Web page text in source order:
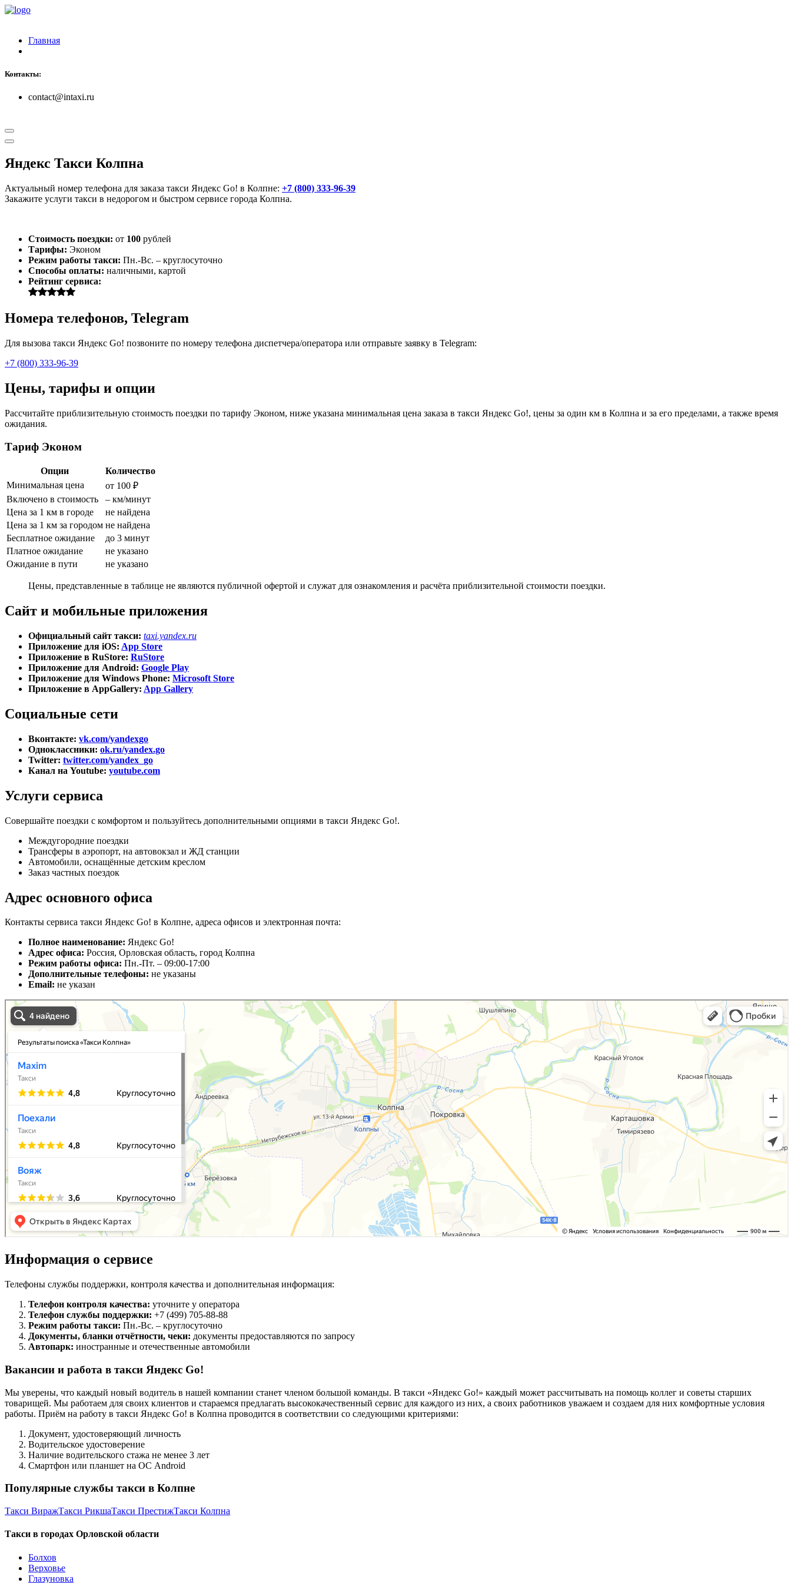
Главная
Контакты:
contact@intaxi.ru
Яндекс Такси Колпна
Актуальный номер телефона для заказа такси Яндекс Go! в Колпне: +7 (800) 333-96-39
Закажите услуги такси в недорогом и быстром сервисе города Колпна.
Стоимость поездки: от 100 рублей
Тарифы: Эконом
Режим работы такси: Пн.-Вс. – круглосуточно
Способы оплаты: наличными, картой
Рейтинг сервиса:
Номера телефонов, Telegram
Для вызова такси Яндекс Go! позвоните по номеру телефона диспетчера/оператора или отправьте заявку в Telegram:
+7 (800) 333-96-39
Цены, тарифы и опции
Рассчитайте приблизительную стоимость поездки по тарифу Эконом, ниже указана минимальная цена заказа в такси Яндекс Go!, цены за один км в Колпна и за его пределами, а также время
ожидания.
Тариф Эконом
Опции
Количество
Минимальная цена
от 100 ₽
Включено в стоимость
– км/минут
Цена за 1 км в городе
не найдена
Цена за 1 км за городом не найдена
Бесплатное ожидание
до 3 минут
Платное ожидание
не указано
Ожидание в пути
не указано
Цены, представленные в таблице не являются публичной офертой и служат для ознакомления и расчёта приблизительной стоимости поездки.
Сайт и мобильные приложения
Официальный сайт такси: taxi.yandex.ru
Приложение для iOS: App Store
Приложение в RuStore: RuStore
Приложение для Android: Google Play
Приложение для Windows Phone: Microsoft Store
Приложение в AppGallery: App Gallery
Социальные сети
Вконтакте: vk.com/yandexgo
Одноклассники: ok.ru/yandex.go
Twitter: twitter.com/yandex_go
Канал на Youtube: youtube.com
Услуги сервиса
Совершайте поездки с комфортом и пользуйтесь дополнительными опциями в такси Яндекс Go!.
Междугородние поездки
Трансферы в аэропорт, на автовокзал и ЖД станции
Автомобили, оснащённые детским креслом
Заказ частных поездок
Адрес основного офиса
Контакты сервиса такси Яндекс Go! в Колпне, адреса офисов и электронная почта:
Полное наименование: Яндекс Go!
Адрес офиса: Россия, Орловская область, город Колпна
Режим работы офиса: Пн.-Пт. – 09:00-17:00
Дополнительные телефоны: не указаны
Email: не указан
Информация о сервисе
Телефоны службы поддержки, контроля качества и дополнительная информация:
Телефон контроля качества: уточните у оператора
Телефон службы поддержки: +7 (499) 705-88-88
Режим работы такси: Пн.-Вс. – круглосуточно
Документы, бланки отчётности, чеки: документы предоставляются по запросу
Автопарк: иностранные и отечественные автомобили
Вакансии и работа в такси Яндекс Go!
Мы уверены, что каждый новый водитель в нашей компании станет членом большой команды. В такси «Яндекс Go!» каждый может рассчитывать на помощь коллег и советы старших
товарищей. Мы работаем для своих клиентов и стараемся предлагать высококачественный сервис для каждого из них, а своих работников уважаем и создаем для них комфортные условия
работы. Приём на работу в такси Яндекс Go! в Колпна проводится в соответствии со следующими критериями:
Документ, удостоверяющий личность
Водительское удостоверение
Наличие водительского стажа не менее 3 лет
Смартфон или планшет на ОС Android
Популярные службы такси в Колпне
Такси ВиражТакси РикшаТакси ПрестижТакси Колпна
Такси в городах Орловской области
Болхов
Верховье
Глазуновка